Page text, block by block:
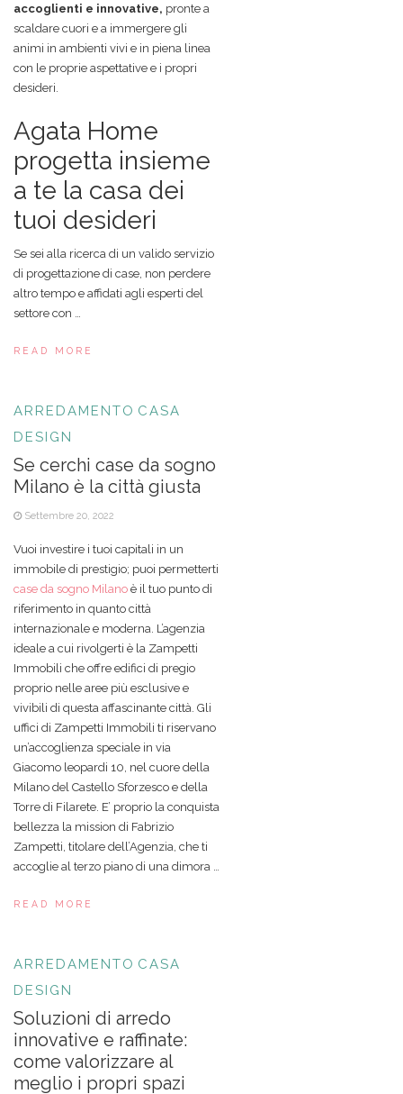
accoglienti e innovative, pronte a
scaldare cuori e a immergere gli
animi in ambienti vivi e in piena linea
con le proprie aspettative e i propri
desideri.
Agata Home
progetta insieme
a te la casa dei
tuoi desideri
Se sei alla ricerca di un valido servizio
di progettazione di case, non perdere
altro tempo e affidati agli esperti del
settore con …
READ MORE
ARREDAMENTO CASA
DESIGN
Se cerchi case da sogno
Milano è la città giusta
Settembre 20, 2022
Vuoi investire i tuoi capitali in un
immobile di prestigio; puoi permetterti
case da sogno Milano è il tuo punto di
riferimento in quanto città
internazionale e moderna. L’agenzia
ideale a cui rivolgerti è la Zampetti
Immobili che offre edifici di pregio
proprio nelle aree più esclusive e
vivibili di questa affascinante città. Gli
uffici di Zampetti Immobili ti riservano
un’accoglienza speciale in via
Giacomo leopardi 10, nel cuore della
Milano del Castello Sforzesco e della
Torre di Filarete. E’ proprio la conquista
bellezza la mission di Fabrizio
Zampetti, titolare dell’Agenzia, che ti
accoglie al terzo piano di una dimora …
READ MORE
ARREDAMENTO CASA
DESIGN
Soluzioni di arredo
innovative e raffinate:
come valorizzare al
meglio i propri spazi